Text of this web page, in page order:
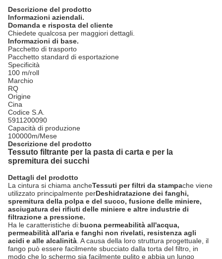
Descrizione del prodotto
Informazioni aziendali.
Domanda e risposta del cliente
Chiedete qualcosa per maggiori dettagli.
Informazioni di base.
Pacchetto di trasporto
Pacchetto standard di esportazione
Specificità
100 m/roll
Marchio
RQ
Origine
Cina
Codice S.A.
5911200090
Capacità di produzione
100000m/Mese
Descrizione del prodotto
Tessuto filtrante per la pasta di carta e per la
spremitura dei succhi
Dettagli del prodotto
La cintura si chiama ancheTessuti per filtri da stampache viene
utilizzato principalmente perDeshidratazione dei fanghi,
spremitura della polpa e del succo, fusione delle miniere,
asciugatura dei rifiuti delle miniere e altre industrie di
filtrazione a pressione.
Ha le caratteristiche di:buona permeabilità all'acqua,
permeabilità all'aria e fanghi non rivelati, resistenza agli
acidi e alle alcalinità . A causa della loro struttura progettuale, il
fango può essere facilmente sbucciato dalla torta del filtro, in
modo che lo schermo sia facilmente pulito e abbia un lungo